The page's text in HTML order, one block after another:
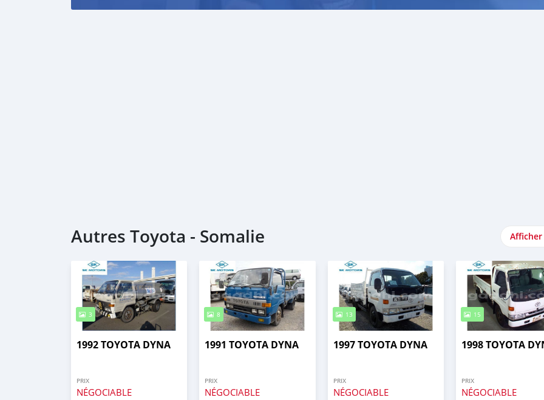
Autres Toyota - Somalie
3
1992 TOYOTA DYNA
PRIX
NÉGOCIABLE
8
1991 TOYOTA DYNA
PRIX
NÉGOCIABLE
13
1997 TOYOTA DYNA
PRIX
NÉGOCIABLE
15
1998 TOYOTA
PRIX
NÉGOCIABLE